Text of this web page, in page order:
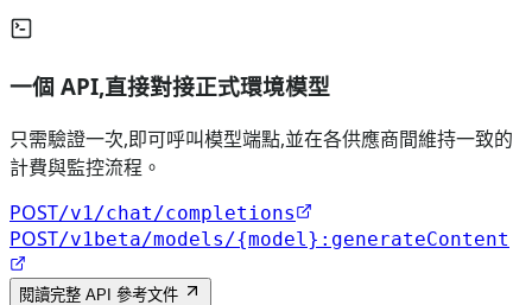
一個 API,直接對接正式環境模型
只需驗證一次,即可呼叫模型端點,並在各供應商間維持一致的
計費與監控流程。
POST/v1/chat/completions
POST/v1beta/models/{model}:generateContent
閱讀完整 API 參考文件